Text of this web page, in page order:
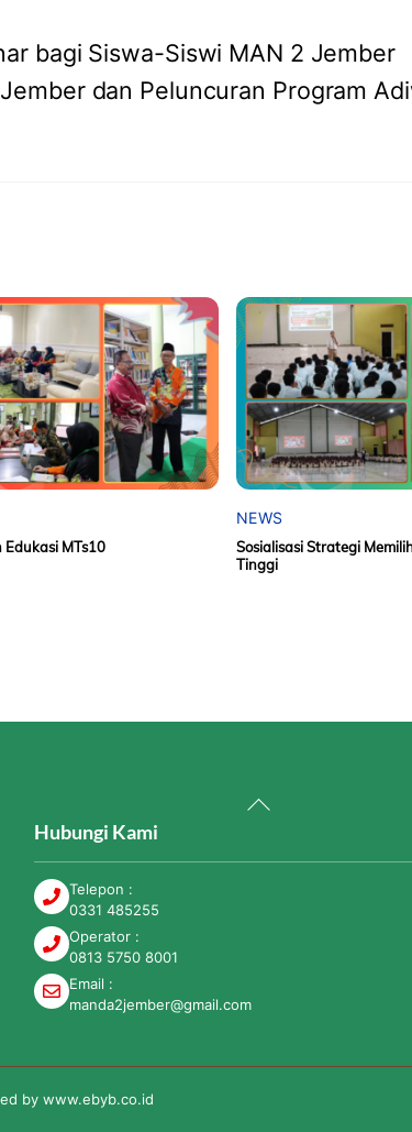
bagi Siswa-Siswi MAN 2 Jember
dan Peluncuran Program
MTs10
NEWS
Sosialisasi Strategi
Tinggi
Back
To
Hubungi Kami
Telepon :
0331 485255
Operator :
0813 5750 8001
Email :
manda2jember@gmail.com
by www.ebyb.co.id